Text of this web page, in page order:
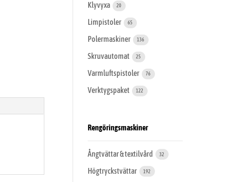
Klyvyxa 20
Limpistoler 65
Polermaskiner 136
Skruvautomat 25
Varmluftspistoler 76
Verktygspaket 122
Rengöringsmaskiner
Ångtvättar & textilvård 32
Högtryckstvättar 192